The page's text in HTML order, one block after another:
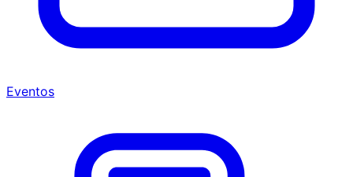
Eventos